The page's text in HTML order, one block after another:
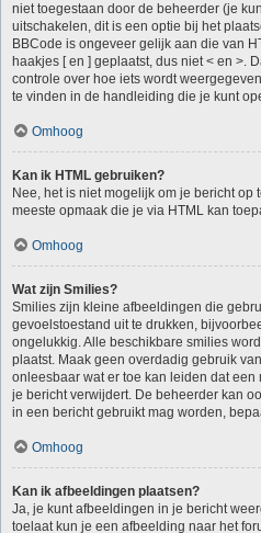
niet toegestaan door de beheerder (je
uitschakelen, dit is een optie bij het
BBCode is ongeveer gelijk aan die van
haakjes [ en ] geplaatst, dus niet < en >.
controle over hoe iets wordt
te vinden in de handleiding die je kunt
Omhoog
Kan ik HTML gebruiken?
Nee, het is niet mogelijk om je bericht op
meeste opmaak die je via HTML kan
Omhoog
Wat zijn Smilies?
Smilies zijn kleine afbeeldingen die
gevoelstoestand uit te drukken,
ongelukkig. Alle beschikbare smilies
plaatst. Maak geen overdadig gebruik
onleesbaar wat er toe kan leiden dat een
je bericht verwijdert. De beheerder kan
in een bericht gebruikt mag worden,
Omhoog
Kan ik afbeeldingen plaatsen?
Ja, je kunt afbeeldingen in je bericht
toelaat kun je een afbeelding naar het